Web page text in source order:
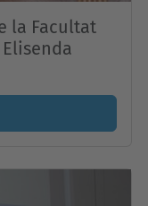
la Facultat